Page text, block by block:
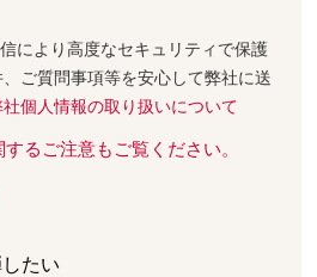
により高度なセキュリティで保護
ご質問事項等を安心して弊社に送
社個人情報の取り扱いについて
るご注意もご覧ください。
たい